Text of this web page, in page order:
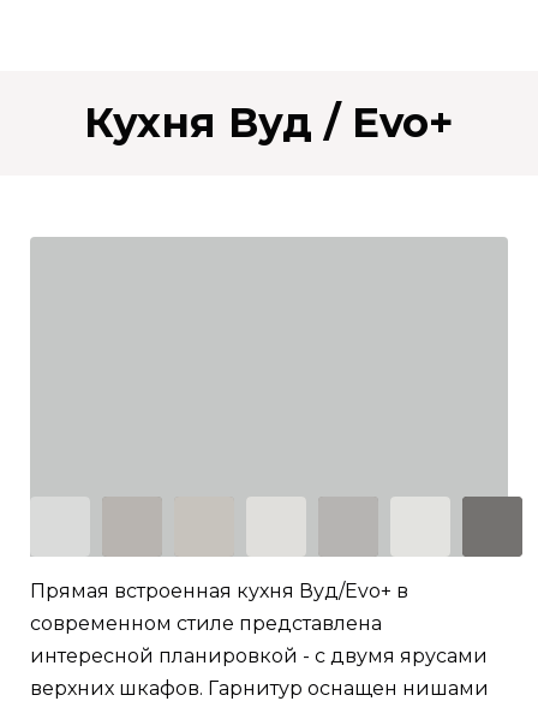
Кухня Вуд / Evo+
Прямая встроенная кухня Вуд/Evo+ в
современном стиле представлена
интересной планировкой - с двумя ярусами
верхних шкафов. Гарнитур оснащен нишами